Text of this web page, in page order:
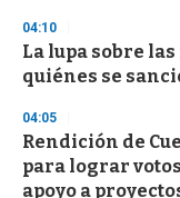
d
s
04:10
La lupa sobre
quiénes se
04:05
Rendición de
para lograr
apoyo a